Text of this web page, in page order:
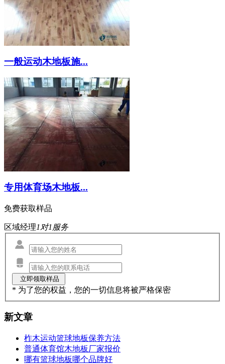
一般运动木地板施...
专用体育场木地板...
免费获取样品
区域经理1对1服务
* 为了您的权益，您的一切信息将被严格保密
新文章
柞木运动篮球地板保养方法
普通体育馆木地板厂家报价
哪有篮球地板哪个品牌好